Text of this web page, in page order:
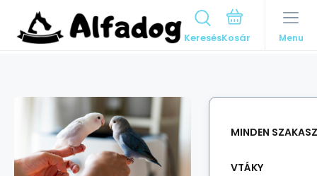
Keresés Menu
MINDEN SZAKASZ
VTÁKY